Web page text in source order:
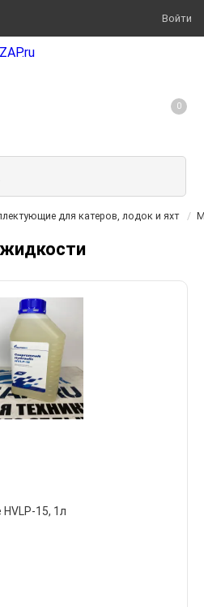
Войти
0
для катеров, лодок и яхт /
15, 1л